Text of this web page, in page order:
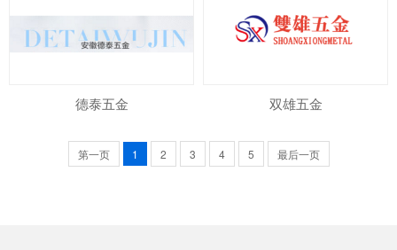
德泰五金 双雄五金
第一页 1 2 3 4 5 最后一页